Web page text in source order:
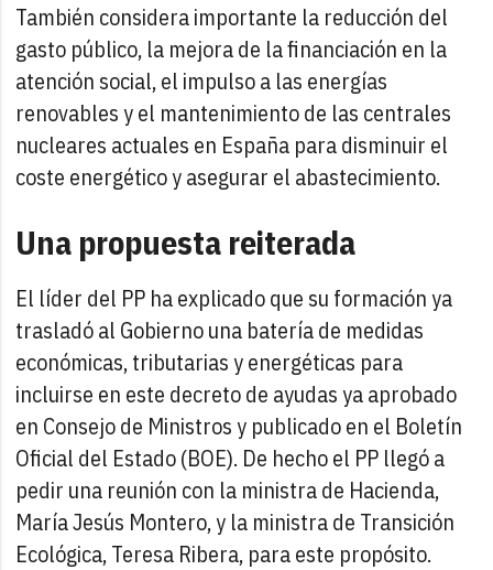
También considera importante la reducción del
gasto público, la mejora de la financiación en la
atención social, el impulso a las energías
renovables y el mantenimiento de las centrales
nucleares actuales en España para disminuir el
coste energético y asegurar el abastecimiento.
Una propuesta reiterada
El líder del PP ha explicado que su formación ya
trasladó al Gobierno una batería de medidas
económicas, tributarias y energéticas para
incluirse en este decreto de ayudas ya aprobado
en Consejo de Ministros y publicado en el Boletín
Oficial del Estado (BOE). De hecho el PP llegó a
pedir una reunión con la ministra de Hacienda,
María Jesús Montero, y la ministra de Transición
Ecológica, Teresa Ribera, para este propósito.